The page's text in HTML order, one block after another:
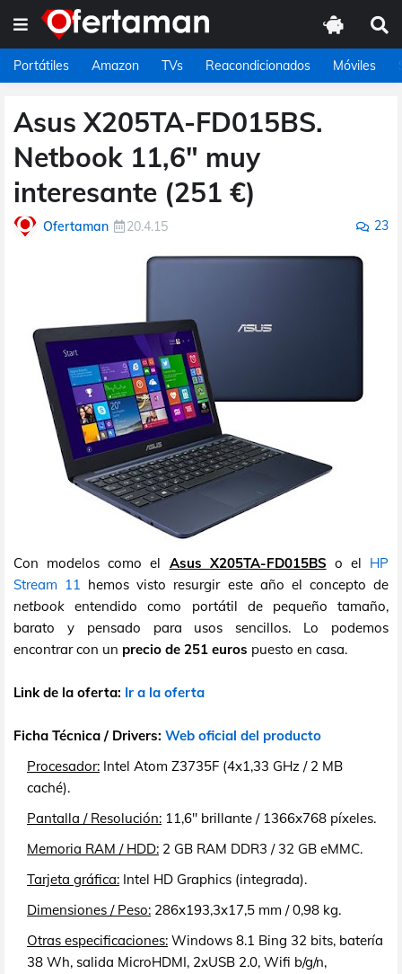
Portátiles Amazon TVs Reacondicionados Móviles
Asus X205TA-FD015BS.
Netbook 11,6" muy
interesante (251 €)
Ofertaman 20.4.15 23
Con modelos como el Asus X205TA-FD015BS o el HP
Stream 11 hemos visto resurgir este año el concepto de
netbook entendido como portátil de pequeño tamaño,
barato y pensado para usos sencillos. Lo podemos
encontrar con un precio de 251 euros puesto en casa.
Link de la oferta: Ir a la oferta
Ficha Técnica / Drivers: Web oficial del producto
Procesador: Intel Atom Z3735F (4x1,33 GHz / 2 MB
caché).
Pantalla / Resolución: 11,6" brillante / 1366x768 píxeles.
Memoria RAM / HDD: 2 GB RAM DDR3 / 32 GB eMMC.
Tarjeta gráfica: Intel HD Graphics (integrada).
Dimensiones / Peso: 286x193,3x17,5 mm / 0,98 kg.
Otras especificaciones: Windows 8.1 Bing 32 bits, batería
38 Wh, salida MicroHDMI, 2xUSB 2.0, Wifi b/g/n,